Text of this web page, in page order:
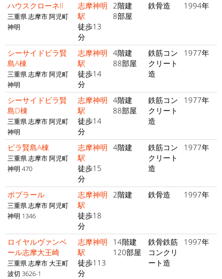
ハウスクローネII
三重県 志摩市 阿児町
神明
志摩神明
駅
徒歩13
分
2階建
8部屋
鉄骨造 1994年
シーサイドビラ賢
島A棟
三重県 志摩市 阿児町
神明
志摩神明
駅
徒歩14
分
4階建
88部屋
鉄筋コン
クリート
造
1977年
シーサイドビラ賢
島D棟
三重県 志摩市 阿児町
神明
志摩神明
駅
徒歩14
分
4階建
88部屋
鉄筋コン
クリート
造
1977年
ビラ賢島A棟
三重県 志摩市 阿児町
神明 470
志摩神明
駅
徒歩15
分
4階建
鉄筋コン
クリート
造
1977年
ポプラール
三重県 志摩市 阿児町
神明 1346
志摩神明
駅
徒歩18
分
2階建 鉄骨造 1997年
ロイヤルヴァンベ
ール志摩大王崎
三重県 志摩市 大王町
波切 3626-1
志摩神明
駅
徒歩113
分
14階建
120部屋
鉄骨鉄筋
コンクリ
ート造
1997年